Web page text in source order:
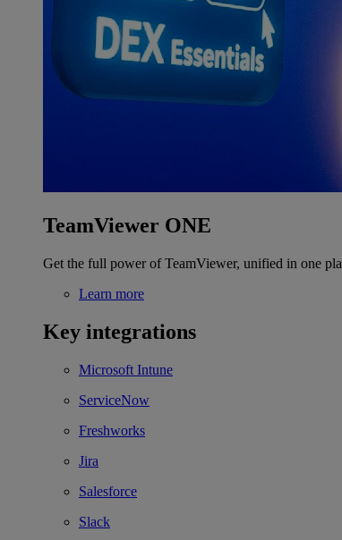
TeamViewer ONE
Get the full power of TeamViewer, unified in one
Learn more
Key integrations
Microsoft Intune
ServiceNow
Freshworks
Jira
Salesforce
Slack